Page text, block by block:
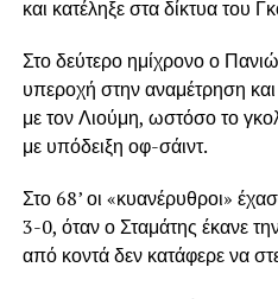
και κατέληξε στα δίκτυα του
Στο δεύτερο ημίχρονο ο
υπεροχή στην αναμέτρηση
με τον Λιούμη, ωστόσο το
με υπόδειξη οφ-σάιντ.
Στο 68’ οι «κυανέρυθροι»
3-0, όταν ο Σταμάτης έκανε
από κοντά δεν κατάφερε να